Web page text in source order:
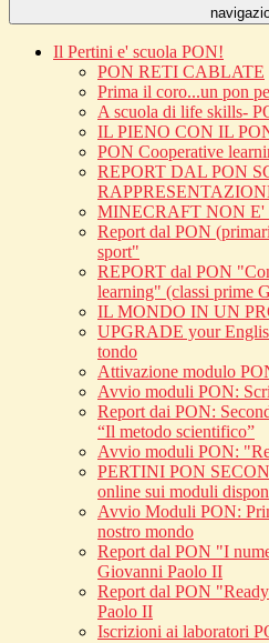
Il Pertini e' scuola PON!
PON RETI CABLATE
Prima il coro...un pon
A scuola di life skills-
IL PIENO CON IL
PON Cooperative
REPORT DAL PON
MINECRAFT NON
Report dal PON
sport"
REPORT dal PON
learning" (classi prime
IL MONDO IN UN
UPGRADE your
tondo
Attivazione modulo
Avvio moduli PON:
Report dai PON:
“Il metodo scientifico”
Avvio moduli PON:
PERTINI PON
online sui moduli
Avvio Moduli PON:
nostro mondo
Report dal PON "I
Giovanni Paolo II
Report dal PON
Paolo II
Iscrizioni ai laboratori